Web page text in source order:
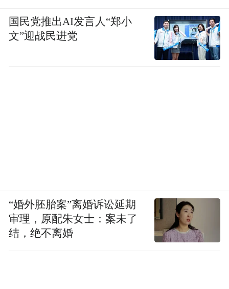
国民党推出AI发言人“郑小
文”迎战民进党
“婚外胚胎案”离婚诉讼延期
审理，原配朱女士：案未了
结，绝不离婚